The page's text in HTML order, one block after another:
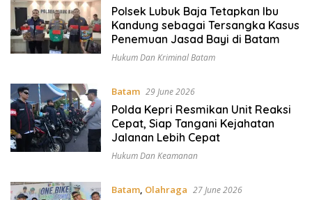
Polsek Lubuk Baja Tetapkan Ibu
Kandung sebagai Tersangka Kasus
Penemuan Jasad Bayi di Batam
Hukum Dan Kriminal Batam
Batam 29 June 2026
Polda Kepri Resmikan Unit Reaksi
Cepat, Siap Tangani Kejahatan
Jalanan Lebih Cepat
Hukum Dan Keamanan
Batam, Olahraga 27 June 2026